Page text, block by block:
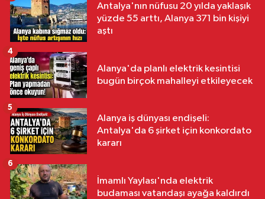
Antalya'nın nüfusu 20 yılda yaklaşık
yüzde 55 arttı, Alanya 371 bin kişiyi
aştı
Alanya'da planlı elektrik kesintisi
bugün birçok mahalleyi etkileyecek
4
Alanya iş dünyası endişeli:
Antalya'da 6 şirket için konkordato
kararı
5
İmamlı Yaylası'nda elektrik
budaması vatandaşı ayağa kaldırdı
6